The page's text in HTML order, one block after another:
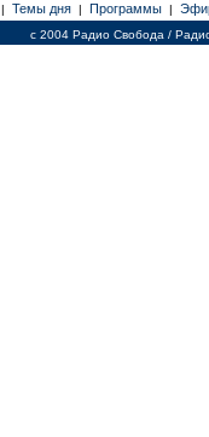
| Темы дня | Программы |
c 2004 Радио Свобода /